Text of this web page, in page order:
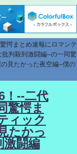
愕まとめ速報にロマンテ
判殺到激闘編--の一同驚
見たかった夜空編--僕の
！--二代
驚愕ま
ィック
たかっ
激闘編